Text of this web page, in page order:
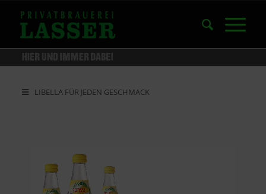
LIBELLA FÜR JEDEN GESCHMACK